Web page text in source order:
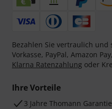
Bezahlen Sie vertraulich und
Vorkasse, PayPal, Amazon Pay,
Klarna Ratenzahlung oder
Ihre Vorteile
3 Jahre Thomann Garantie